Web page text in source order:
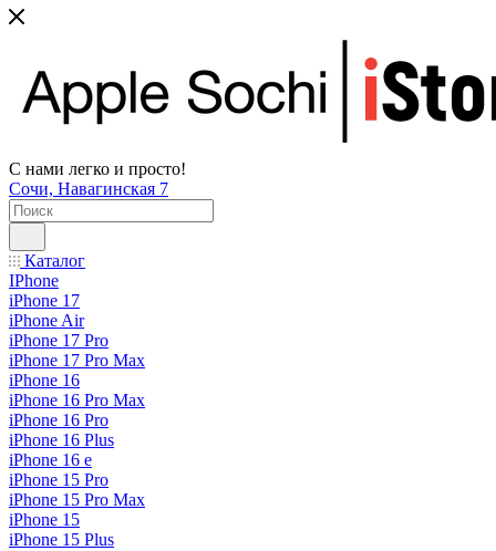
С нами легко и просто!
Сочи, Навагинская 7
Каталог
IPhone
iPhone 17
iPhone Air
iPhone 17 Pro
iPhone 17 Pro Max
iPhone 16
iPhone 16 Pro Max
iPhone 16 Pro
iPhone 16 Plus
iPhone 16 e
iPhone 15 Pro
iPhone 15 Pro Max
iPhone 15
iPhone 15 Plus